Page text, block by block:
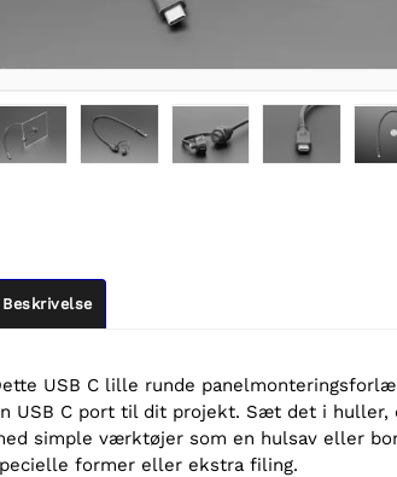
Beskrivelse
USB C lille runde
USB C port til dit projekt. Sæt det i huller,
simple værktøjer som en hulsav eller
former eller ekstra filing.